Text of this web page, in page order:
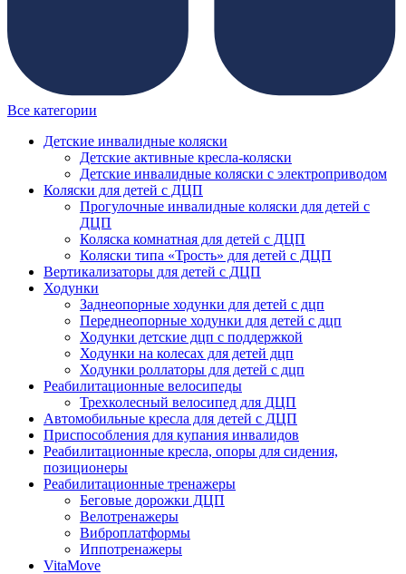
Все категории
Детские инвалидные коляски
Детские активные кресла-коляски
Детские инвалидные коляски с электроприводом
Коляски для детей с ДЦП
Прогулочные инвалидные коляски для детей с
ДЦП
Коляска комнатная для детей с ДЦП
Коляски типа «Трость» для детей с ДЦП
Вертикализаторы для детей с ДЦП
Ходунки
Заднеопорные ходунки для детей с дцп
Переднеопорные ходунки для детей с дцп
Ходунки детские дцп с поддержкой
Ходунки на колесах для детей дцп
Ходунки роллаторы для детей с дцп
Реабилитационные велосипеды
Трехколесный велосипед для ДЦП
Автомобильные кресла для детей с ДЦП
Приспособления для купания инвалидов
Реабилитационные кресла, опоры для сидения,
позиционеры
Реабилитационные тренажеры
Беговые дорожки ДЦП
Велотренажеры
Виброплатформы
Иппотренажеры
VitaMove